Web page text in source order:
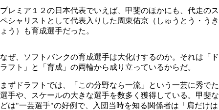
プレミア１２の日本代表でいえば、甲斐のほかにも、代走のス
ペシャリストとして代表入りした周東佑京（しゅうとう・うき
ょう）も育成選手だった。
なぜ、ソフトバンクの育成選手は大化けするのか。それは「ド
ラフト」と「育成」の両輪から成り立っているからだ。
まずドラフトでは、「この分野なら一流」という一芸に秀でた
選手や、スケールの大きな選手を数多く獲得している。甲斐な
どは"一芸選手"の好例で、入団当時を知る関係者は「肩だけは